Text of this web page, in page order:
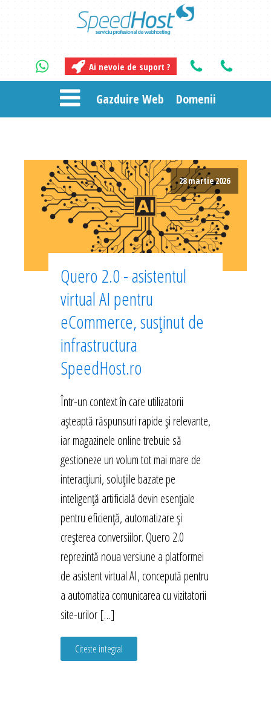
Ai nevoie de suport ?
Gazduire Web Domenii
28 martie 2026
Quero 2.0 - asistentul
virtual AI pentru
eCommerce, susținut de
infrastructura
SpeedHost.ro
Într-un context în care utilizatorii
așteaptă răspunsuri rapide și relevante,
iar magazinele online trebuie să
gestioneze un volum tot mai mare de
interacțiuni, soluțiile bazate pe
inteligență artificială devin esențiale
pentru eficiență, automatizare și
creșterea conversiilor. Quero 2.0
reprezintă noua versiune a platformei
de asistent virtual AI, concepută pentru
a automatiza comunicarea cu vizitatorii
site-urilor […]
Citeste integral